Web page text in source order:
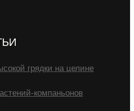
грядки на целине
компаньонов